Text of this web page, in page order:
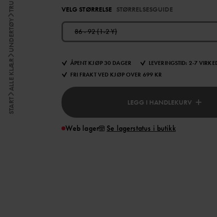
START
ALLE KLÆR
UNDERTØY
VELG STØRRELSE STØRRELSESGUIDE
86 - 92 (1-2 Y)
ÅPENT KJØP 30 DAGER
LEVERINGSTID: 2-7
FRI FRAKT VED KJØP OVER 699 KR
LEGG I HANDLEKURV
Web lager Se lagerstatus i butikk